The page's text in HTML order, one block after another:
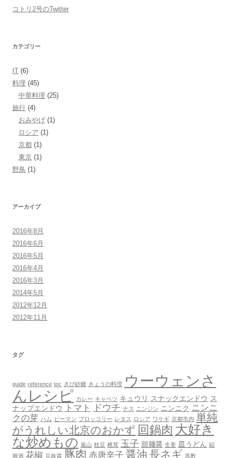
コトリ2号のTwitter
カテゴリー
IT (6)
料理 (45)
中華料理 (25)
旅行 (4)
おみやげ (1)
ロシア (1)
京都 (1)
東京 (1)
野鳥 (1)
アーカイブ
2016年8月
2016年6月
2016年5月
2016年4月
2016年3月
2014年5月
2012年12月
2012年11月
タグ
guide reference toc きび砂糖 きょうの料理
ウーウェンさ
んレシピ カレー キャベツ キュウリ スナックエンドウ ス
ナップエンドウ
トマト ドウチ ナス ニンジン ニンニク ニンニ
クの芽 ハム ピーマン ブロッコリー レタス ロシア ワケギ 京都市内 単純
がうれしい北京のおかず 回鍋肉 大好き
な炒めもの 嵐山 枝豆 椎茸 玉子 甜麺醤 生姜 皿うどん 紹
興酒 花椒 豆板醤 豚肉 赤唐辛子 醤油 長ネギ 黒酢